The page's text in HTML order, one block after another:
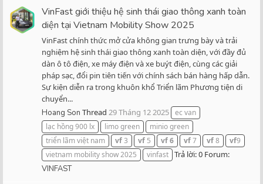
VinFast giới thiệu hệ sinh thái giao thông xanh toàn
diện tại Vietnam Mobility Show 2025
VinFast chính thức mở cửa không gian trưng bày và trải
nghiệm hệ sinh thái giao thông xanh toàn diện, với đầy đủ
dàn ô tô điện, xe máy điện và xe buýt điện, cùng các giải
pháp sạc, đổi pin tiên tiến với chính sách bán hàng hấp dẫn.
Sự kiện diễn ra trong khuôn khổ Triển lãm Phương tiện di
chuyển...
Hoang Son Thread 29 Tháng 12 2025 ec van
lạc hồng 900 lx
limo green
minio green
triển lãm việt nam
vf3 vf 5 vf6 vf7 vf8 vf9
vietnam mobility show 2025
vinfast Trả lời: 0 Forum:
VINFAST